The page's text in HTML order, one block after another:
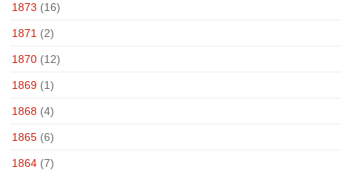
1873 (16)
1871 (2)
1870 (12)
1869 (1)
1868 (4)
1865 (6)
1864 (7)